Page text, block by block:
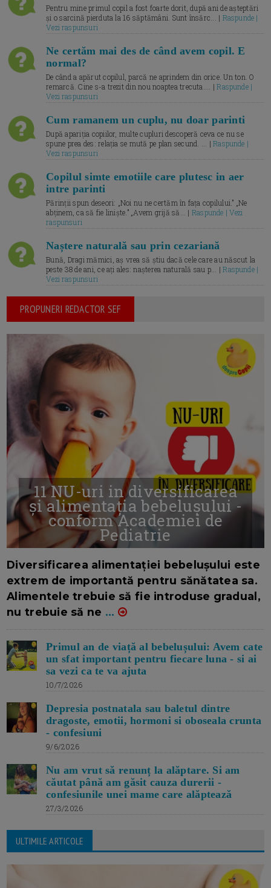
Pentru mine primul copil a fost foarte dorit, după ani de așteptări
și o sarcină pierduta la 16 săptămâni. Sunt însărc... | Raspunde |
Vezi raspunsuri
Ne certăm mai des de când avem copil. E
normal?
De când a apărut copilul, parcă ne aprindem din orice. Un ton. O
remarcă. Cine s-a trezit din nou noaptea trecuta.... |Raspunde |
Vezi raspunsuri
Cum ramanem un cuplu, nu doar parinti
După apariția copiilor, multe cupluri descoperă ceva ce nu se
spune prea des: relația se mută pe plan secund. ... |Raspunde |
Vezi raspunsuri
Copilul simte emotiile care plutesc in aer
intre parinti
Părinții spun deseori: „Noi nu ne certăm în fața copilului.” „Ne
abținem, ca să fie liniște.” „Avem grijă să... | Raspunde | Vezi
raspunsuri
Naștere naturală sau prin cezariană
Bună, Dragi mămici, aș vrea să știu dacă cele care au născut la
peste 38 de ani, ce ați ales: nașterea naturală sau p... |Raspunde |
Vezi raspunsuri
PROPUNERI REDACTOR SEF
11 NU-uri in diversificarea
și alimentația bebelușului -
conform Academiei de
Pediatrie
Diversificarea alimentației bebelușului este
extrem de importantă pentru sănătatea sa.
Alimentele trebuie să fie introduse gradual,
nu trebuie să ne ...
Primul an de viață al bebelușului: Avem cate
un sfat important pentru fiecare luna - si ai
sa vezi ca te va ajuta
10/7/2026
Depresia postnatala sau baletul dintre
dragoste, emotii, hormoni si oboseala crunta
- confesiuni
9/6/2026
Nu am vrut să renunț la alăptare. Si am
căutat până am găsit cauza durerii -
confesiunile unei mame care alăptează
27/3/2026
ULTIMILE ARTICOLE